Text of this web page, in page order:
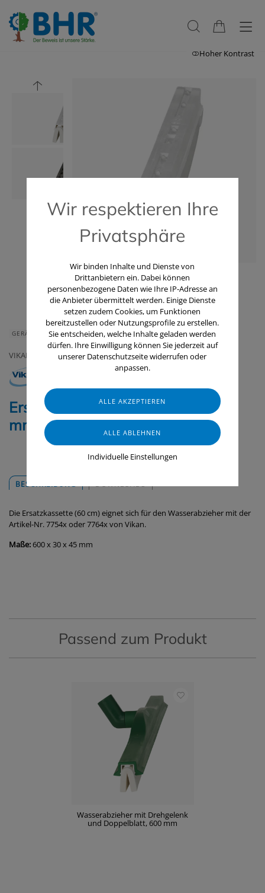
Hoher Kontrast
GERÄTE & ZUBEHÖR
VIKAN
Ersatzkassette Moosgummi, 600
mm
BESCHREIBUNG DOWNLOADS
Die Ersatzkassette (60 cm) eignet sich für den Wasserabzieher mit der
Artikel-Nr. 7754x oder 7764x von Vikan.
Maße:600 x 30 x 45 mm
Passend zum Produkt
Wasserabzieher mit Drehgelenk
und Doppelblatt, 600 mm
Wir respektieren Ihre
Privatsphäre
Wir binden Inhalte und Dienste von
Drittanbietern ein. Dabei können
personenbezogene Daten wie Ihre IP-Adresse an
die Anbieter übermittelt werden. Einige Dienste
setzen zudem Cookies, um Funktionen
bereitzustellen oder Nutzungsprofile zu erstellen.
Sie entscheiden, welche Inhalte geladen werden
dürfen. Ihre Einwilligung können Sie jederzeit auf
unserer Datenschutzseite widerrufen oder
anpassen.
Individuelle Einstellungen